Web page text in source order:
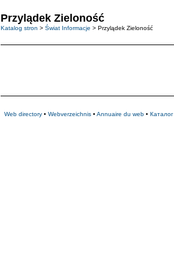
Przylądek Zieloność
Katalog stron > Świat Informacje > Przylądek Zieloność
Web directory • Webverzeichnis • Annuaire du web • Каталог